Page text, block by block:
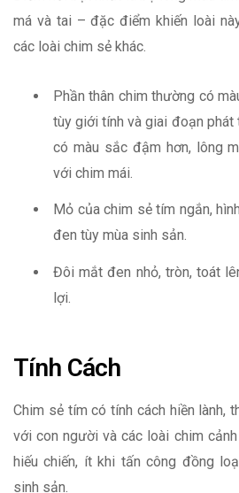
má và tai – đặc điểm khiến loài
các loài chim sẻ khác.
Phần thân chim thường có
tùy giới tính và giai đoạn phát
có màu sắc đậm hơn, lông
với chim mái.
Mỏ của chim sẻ tím ngắn,
đen tùy mùa sinh sản.
Đôi mắt đen nhỏ, tròn, toát
lợi.
Tính Cách
Chim sẻ tím có tính cách hiền lành,
với con người và các loài chim cảnh
hiếu chiến, ít khi tấn công đồng
sinh sản.